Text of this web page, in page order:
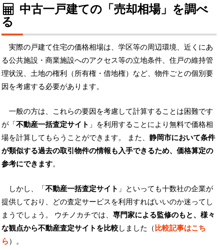
中古一戸建ての「売却相場」を調べ
る
実際の戸建て住宅の価格相場は、学区等の周辺環境、近くにあ
る公共施設・商業施設へのアクセス等の立地条件、住戸の維持管
理状況、土地の権利（所有権・借地権）など、物件ごとの個別要
因を考慮する必要があります。
一般の方は、これらの要因を考慮して計算することは困難です
が「不動産一括査定サイト 」を利用することにより無料で価格相
場を計算してもらうことができます。 また、 静岡市において条件
が類似する過去の取引物件の情報も入手できるため、価格算定の
参考にできます。
しかし、「不動産一括査定サイト 」といっても十数社の企業が
提供しており、どの査定サービスを利用すればいいのか迷ってし
まうでしょう。 ウチノカチでは、 専門家による監修のもと、様々
な観点から不動産査定サイトを比較しました（比較記事はこち
ら）。